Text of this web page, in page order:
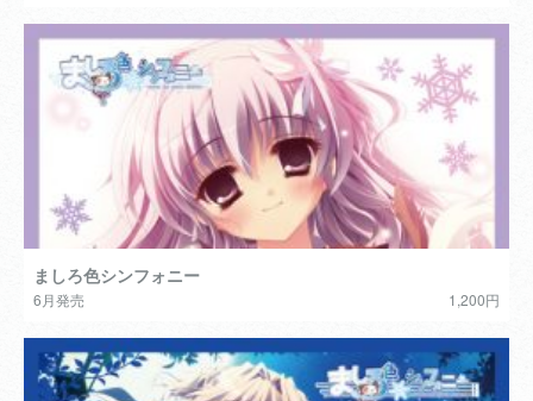
ましろ色シンフォニー
6月発売 1,200円